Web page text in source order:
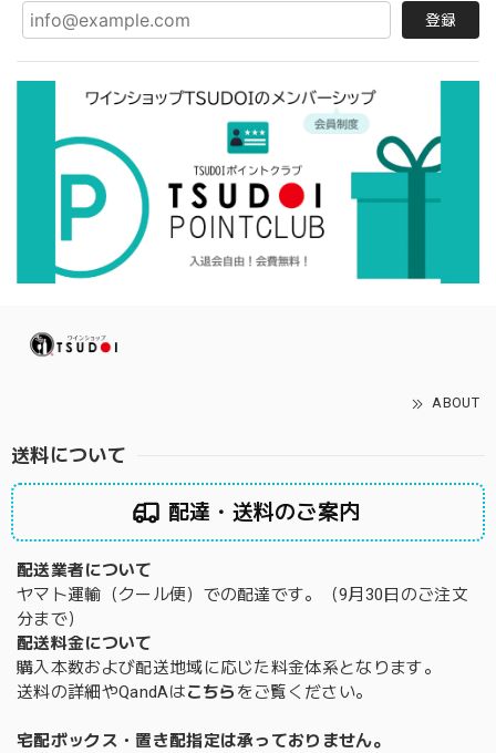
登録
ABOUT
送料について
配達・送料のご案内
配送業者について
ヤマト運輸（クール便）での配達です。（9月30日のご注文
分まで）
配送料金について
購入本数および配送地域に応じた料金体系となります。
送料の詳細やQandAはこちら をご覧ください。
宅配ボックス・置き配指定は承っておりません。